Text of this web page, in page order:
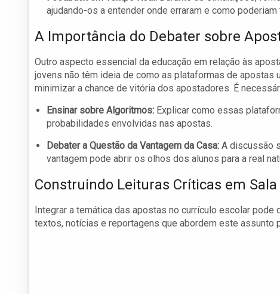
ajudando-os a entender onde erraram e como
A Importância do Debater sobre
Outro aspecto essencial da educação em relação às
jovens não têm ideia de como as plataformas de
minimizar a chance de vitória dos apostadores. É
Ensinar sobre Algoritmos: Explicar como essas
probabilidades envolvidas nas apostas.
Debater a Questão da Vantagem da Casa: A discussão
vantagem pode abrir os olhos dos alunos para a real
Construindo Leituras Críticas em
Integrar a temática das apostas no currículo escolar
textos, notícias e reportagens que abordem este assunto